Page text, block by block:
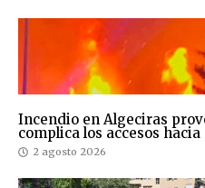
Incendio en Algeciras
complica los accesos
2 agosto 2026